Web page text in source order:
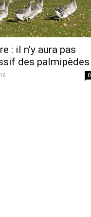
: il n’y aura pas
des palmipèdes
0